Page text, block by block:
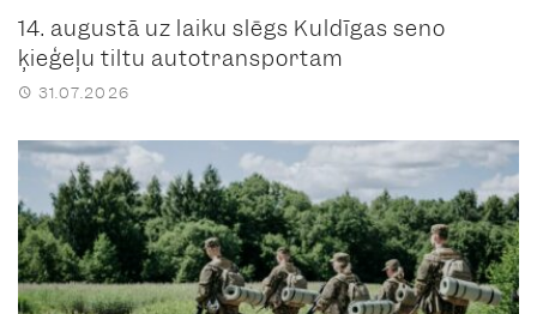
14. augustā uz laiku slēgs Kuldīgas seno
ķieģeļu tiltu autotransportam
31.07.2026